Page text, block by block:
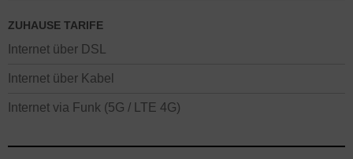
ZUHAUSE TARIFE
Internet über DSL
Internet über Kabel
Internet via Funk (5G / LTE 4G)